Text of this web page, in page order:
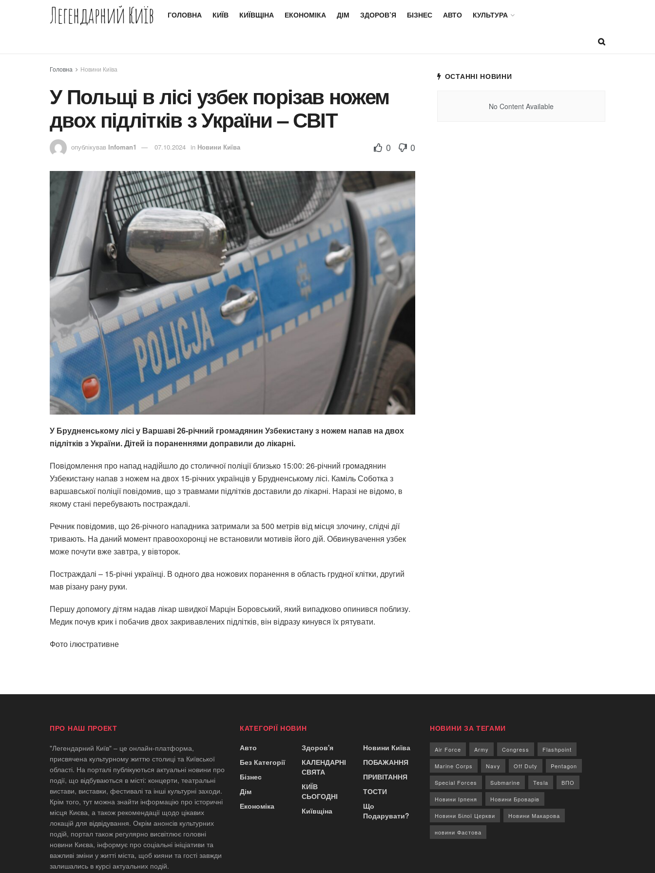
Легендарний Київ ГОЛОВНА КИЇВ КИЇВЩІНА ЕКОНОМІКА ДІМ ЗДОРОВ’Я БІЗНЕС АВТО КУЛЬТУРА
Головна Новини Київа
У Польщі в лісі узбек порізав ножем
двох підлітків з України – СВІТ
опублікував Infoman1 07.10.2024 in Новини Київа 0 0
У Брудненському лісі у Варшаві 26-річний громадянин Узбекистану з ножем напав на двох
підлітків з України. Дітей із пораненнями доправили до лікарні.
Повідомлення про напад надійшло до столичної поліції близько 15:00: 26-річний громадянин
Узбекистану напав з ножем на двох 15-річних українців у Брудненському лісі. Каміль Соботка з
варшавської поліції повідомив, що з травмами підлітків доставили до лікарні. Наразі не відомо, в
якому стані перебувають постраждалі.
Речник повідомив, що 26-річного нападника затримали за 500 метрів від місця злочину, слідчі дії
тривають. На даний момент правоохоронці не встановили мотивів його дій. Обвинувачення узбек
може почути вже завтра, у вівторок.
Постраждалі – 15-річні українці. В одного два ножових поранення в область грудної клітки, другий
мав різану рану руки.
Першу допомогу дітям надав лікар швидкої Марцін Боровський, який випадково опинився поблизу.
Медик почув крик і побачив двох закривавлених підлітків, він відразу кинувся їх рятувати.
Фото ілюстративне
ОСТАННІ НОВИНИ
No Content Available
ПРО НАШ ПРОЕКТ
"Легендарний Київ" – це онлайн-платформа,
присвячена культурному життю столиці та Київської
області. На порталі публікуються актуальні новини про
події, що відбуваються в місті: концерти, театральні
вистави, виставки, фестивалі та інші культурні заходи.
Крім того, тут можна знайти інформацію про історичні
місця Києва, а також рекомендації щодо цікавих
локацій для відвідування. Окрім анонсів культурних
подій, портал також регулярно висвітлює головні
новини Києва, інформує про соціальні ініціативи та
важливі зміни у житті міста, щоб кияни та гості завжди
залишались в курсі актуальних подій.
КАТЕГОРІЇ НОВИН
Авто
Без Категорії
Бізнес
Дім
Економіка
Здоров'я
КАЛЕНДАРНІ
СВЯТА
КИЇВ
СЬОГОДНІ
Київщіна
Новини Київа
ПОБАЖАННЯ
ПРИВІТАННЯ
ТОСТИ
Що
Подарувати?
НОВИНИ ЗА ТЕГАМИ
Air Force Army Congress Flashpoint
Marine Corps Navy Off Duty Pentagon
Special Forces Submarine Tesla ВПО
Новини Ірпеня Новини Броварів
Новини Білої Церкви Новини Макарова
новини Фастова